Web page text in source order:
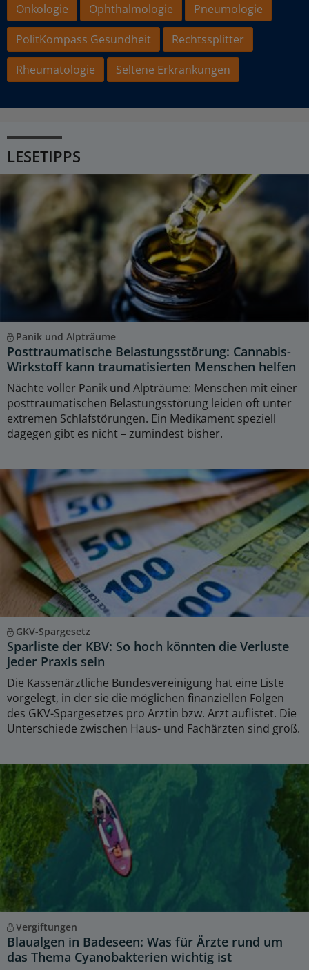
Onkologie
Ophthalmologie
Pneumologie
PolitKompass Gesundheit
Rechtssplitter
Rheumatologie
Seltene Erkrankungen
LESETIPPS
Panik und Alpträume
Posttraumatische Belastungsstörung: Cannabis-
Wirkstoff kann traumatisierten Menschen helfen
Nächte voller Panik und Alpträume: Menschen mit einer
posttraumatischen Belastungsstörung leiden oft unter
extremen Schlafstörungen. Ein Medikament speziell
dagegen gibt es nicht – zumindest bisher.
GKV-Spargesetz
Sparliste der KBV: So hoch könnten die Verluste
jeder Praxis sein
Die Kassenärztliche Bundesvereinigung hat eine Liste
vorgelegt, in der sie die möglichen finanziellen Folgen
des GKV-Spargesetzes pro Ärztin bzw. Arzt auflistet. Die
Unterschiede zwischen Haus- und Fachärzten sind groß.
Vergiftungen
Blaualgen in Badeseen: Was für Ärzte rund um
das Thema Cyanobakterien wichtig ist